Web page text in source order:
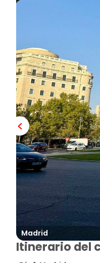
Madrid
Itinerario del